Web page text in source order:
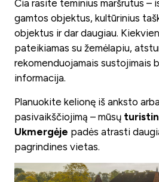
Čia rasite teminius maršrutus –
gamtos objektus, kultūrinius
objektus ir dar daugiau.
pateikiamas su žemėlapiu,
rekomenduojamais sustojimais
informacija.
Planuokite kelionę iš anksto
pasivaikščiojimą – mūsų
Ukmergėje padės atrasti
pagrindines vietas.